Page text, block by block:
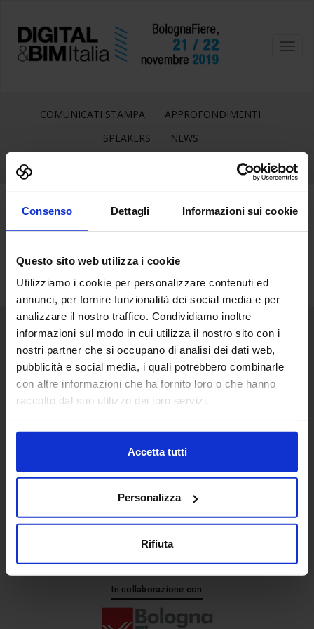
Consenso Dettagli Informazioni sui cookie
Questo sito web utilizza i cookie
Utilizziamo i cookie per personalizzare contenuti ed
annunci, per fornire funzionalità dei social media e per
analizzare il nostro traffico. Condividiamo inoltre
informazioni sul modo in cui utilizza il nostro sito con i
nostri partner che si occupano di analisi dei dati web,
pubblicità e social media, i quali potrebbero combinarle
con altre informazioni che ha fornito loro o che hanno
raccolto dal suo utilizzo dei loro servizi.
Accetta tutti
Personalizza
Rifiuta
COMUNICATI STAMPA
APPROFONDIMENTI
SPEAKERS
NEWS
Senaf srl
+ 39 051.325511
+ 39 02.332039460
In collaborazione con